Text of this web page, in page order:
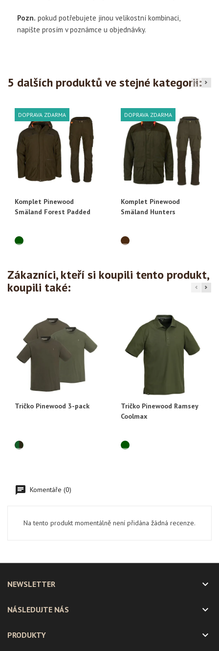
Pozn. pokud potřebujete jinou velikostní kombinaci,
napište prosím v poznámce u objednávky.
5 dalších produktů ve stejné kategorii:
DOPRAVA ZDARMA
Komplet Pinewood
Smäland Forest Padded
DOPRAVA ZDARMA
Komplet Pinewood
Smäland Hunters
Zákazníci, kteří si koupili tento produkt,
koupili také:
Tričko Pinewood 3-pack
Tričko Pinewood Ramsey
Coolmax
Komentáře (0)
Na tento produkt momentálně není přidána žádná recenze.
NEWSLETTER 
NÁSLEDUJTE NÁS 
PRODUKTY 